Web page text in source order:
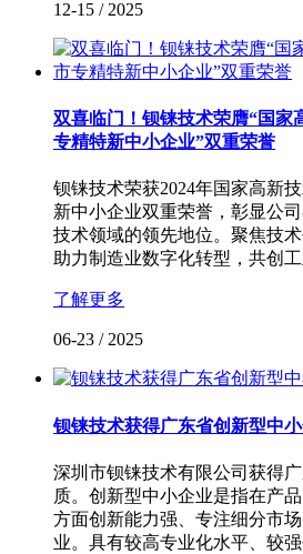
12-15 / 2025
双喜临门！钡铼技术荣膺“国家
专精特新中小企业”双重荣誉
钡铼技术荣获2024年国家高新
新中小企业双重荣誉，彰显公
技术领域的领先地位。聚焦技
助力制造业数字化转型，共创
了解更多
06-23 / 2025
钡铼技术获得广东省创新型中
深圳市钡铼技术有限公司获得
质。创新型中小企业是指在产
方面创新能力强、专注细分市
业。具有较高专业化水平、较